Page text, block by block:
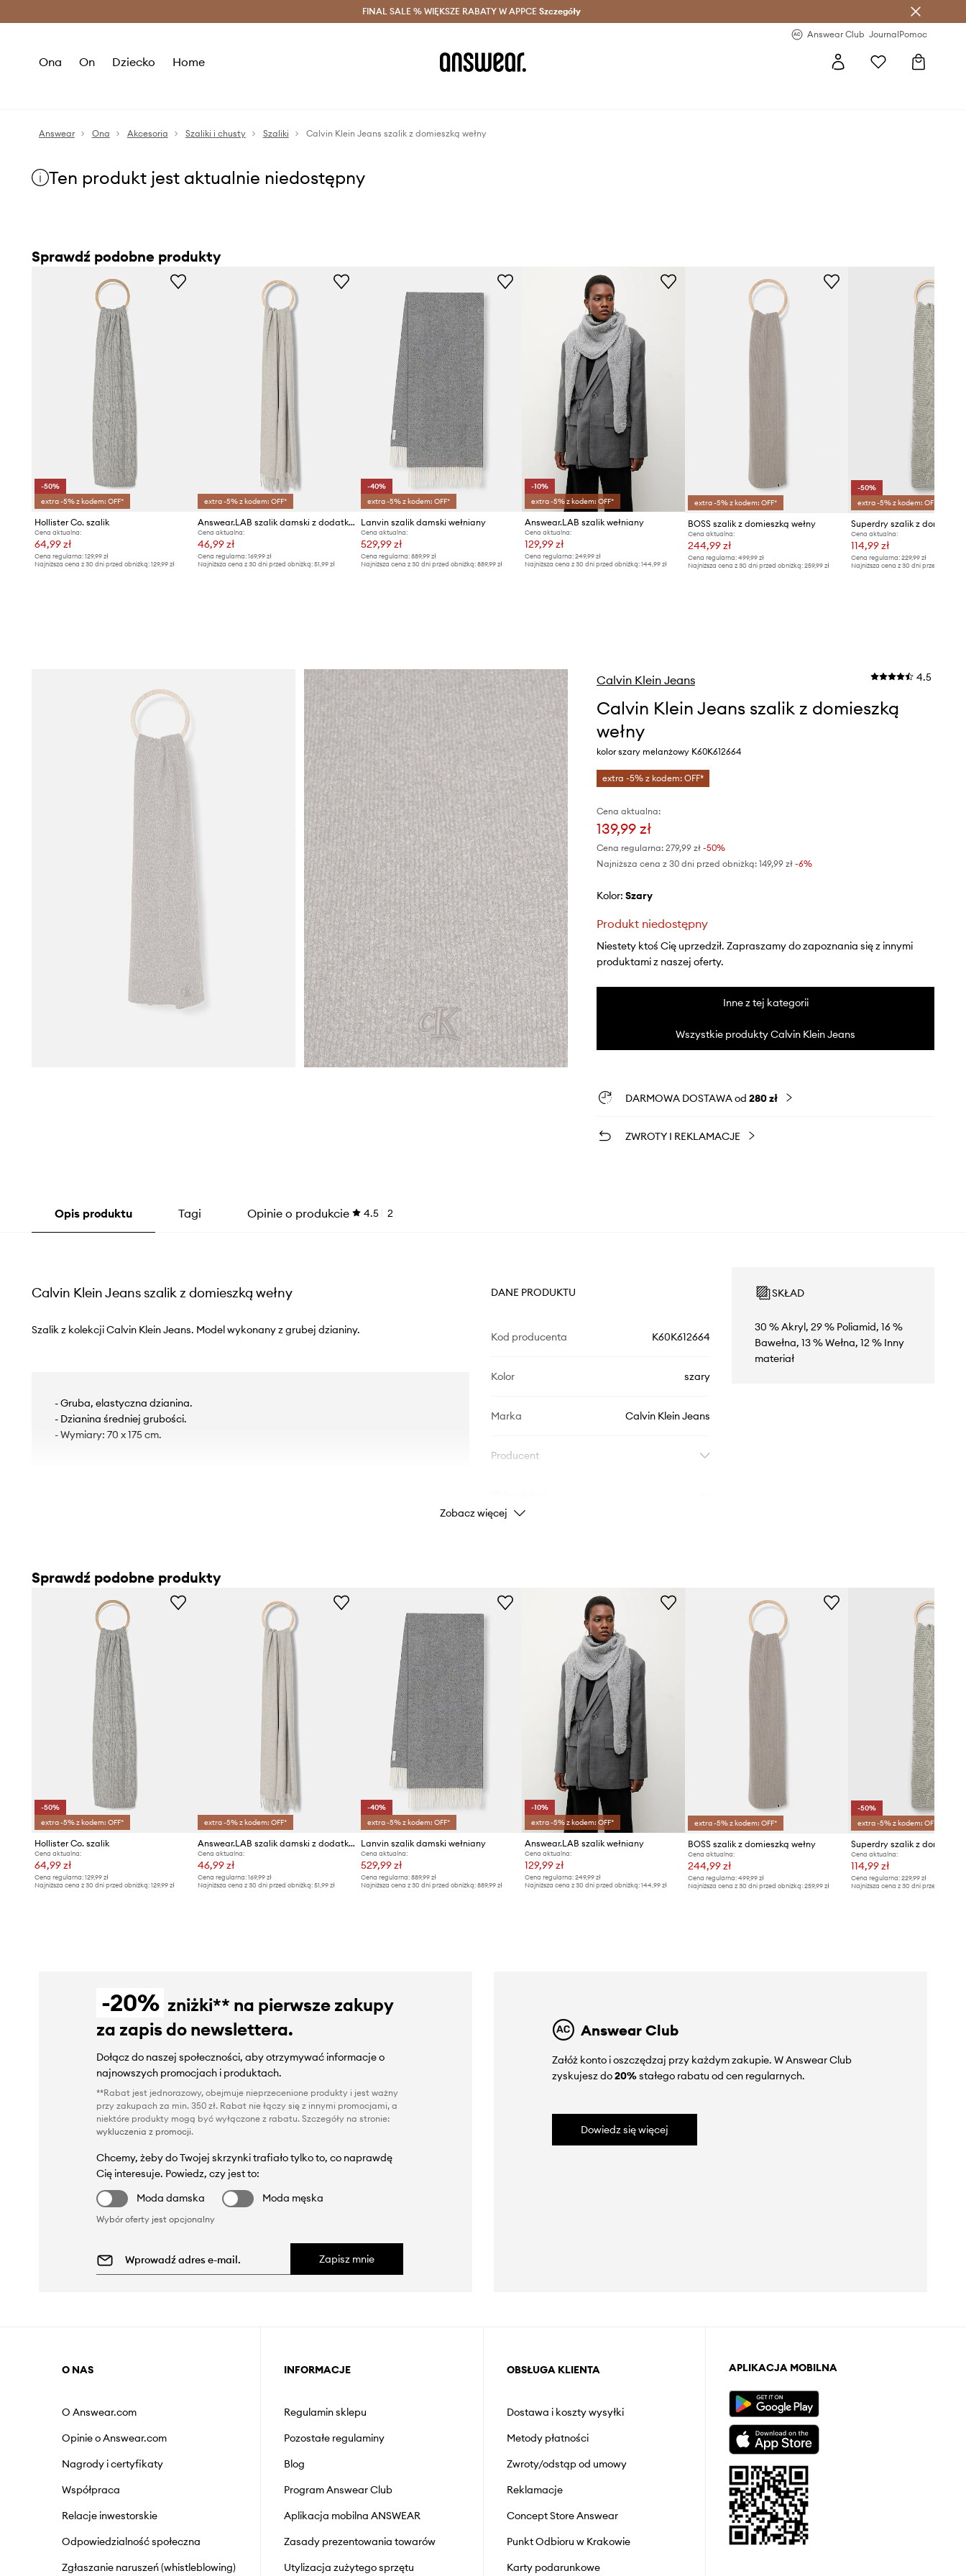
Oszczędzaj z Answear Club > Dostawa nawet w 24h >
FINAL SALE % WIĘKSZE RABATY W APPCE Szczegóły
Answear Club JournalPomoc
Ona On Dziecko Home
Answear Ona Akcesoria Szaliki i chusty Szaliki Calvin Klein Jeans szalik z domieszką wełny
Ten produkt jest aktualnie niedostępny
Sprawdź podobne produkty
-50%
extra -5% z kodem: OFF*
Hollister Co. szalik
Cena aktualna:
64,99 zł
Cena regularna: 129,99 zł
Najniższa cena z 30 dni przed obniżką: 129,99 zł
extra -5% z kodem: OFF*
Answear.LAB szalik damski z dodatkiem kaszmiru
Cena aktualna:
46,99 zł
Cena regularna:169,99 zł
Najniższa cena z 30 dni przed obniżką:51,99 zł
-40%
extra -5% z kodem: OFF*
Lanvin szalik damski wełniany
Cena aktualna:
529,99 zł
Cena regularna: 889,99 zł
Najniższa cena z 30 dni przed obniżką: 889,99 zł
-10%
extra -5% z kodem: OFF*
Answear.LAB szalik wełniany
Cena aktualna:
129,99 zł
Cena regularna: 249,99 zł
Najniższa cena z 30 dni przed obniżką: 144,99 zł
extra -5% z kodem: OFF*
BOSS szalik z domieszką wełny
Cena aktualna:
244,99 zł
Cena regularna:499,99 zł
Najniższa cena z 30 dni przed obniżką:259,99 zł
-50%
extra -5% z kodem: OFF*
Superdry szalik z
Cena aktualna:
114,99 zł
Cena regularna: 229,99 zł
Najniższa cena z 30 dni przed obniżką:
Calvin Klein Jeans 4.5
Calvin Klein Jeans szalik z domieszką
wełny
kolor szary melanżowy K60K612664
extra -5% z kodem: OFF*
Cena aktualna:
139,99 zł
Cena regularna: 279,99 zł-50%
Najniższa cena z 30 dni przed obniżką: 149,99 zł -6%
Kolor: szary
Produkt niedostępny
Niestety ktoś Cię uprzedził. Zapraszamy do zapoznania się z innymi
produktami z naszej oferty.
Inne z tej kategorii
Wszystkie produkty Calvin Klein Jeans
DARMOWA DOSTAWA od 280 zł
ZWROTY I REKLAMACJE
Opis produktu Tagi Opinie o produkcie 4.5 2
Calvin Klein Jeans szalik z domieszką wełny
Szalik z kolekcji Calvin Klein Jeans. Model wykonany z grubej dzianiny.
- Gruba, elastyczna dzianina.
- Dzianina średniej grubości.
- Wymiary: 70 x 175 cm.
DANE PRODUKTU
Kod producenta K60K612664
Kolor szary
Marka Calvin Klein Jeans
Producent
SKŁAD
30 % Akryl, 29 % Poliamid, 16 %
Bawełna, 13 % Wełna, 12 % Inny
materiał
Zobacz więcej
Sprawdź podobne produkty
-50%
extra -5% z kodem: OFF*
Hollister Co. szalik
Cena aktualna:
64,99 zł
Cena regularna: 129,99 zł
Najniższa cena z 30 dni przed obniżką: 129,99 zł
extra -5% z kodem: OFF*
Answear.LAB szalik damski z dodatkiem kaszmiru
Cena aktualna:
46,99 zł
Cena regularna:169,99 zł
Najniższa cena z 30 dni przed obniżką:51,99 zł
-40%
extra -5% z kodem: OFF*
Lanvin szalik damski wełniany
Cena aktualna:
529,99 zł
Cena regularna: 889,99 zł
Najniższa cena z 30 dni przed obniżką: 889,99 zł
-10%
extra -5% z kodem: OFF*
Answear.LAB szalik wełniany
Cena aktualna:
129,99 zł
Cena regularna: 249,99 zł
Najniższa cena z 30 dni przed obniżką: 144,99 zł
extra -5% z kodem: OFF*
BOSS szalik z domieszką wełny
Cena aktualna:
244,99 zł
Cena regularna:499,99 zł
Najniższa cena z 30 dni przed obniżką:259,99 zł
-50%
extra -5% z kodem: OFF*
Superdry szalik z
Cena aktualna:
114,99 zł
Cena regularna: 229,99 zł
Najniższa cena z 30 dni przed obniżką:
-20% zniżki** na pierwsze zakupy
za zapis do newslettera.
Dołącz do naszej społeczności, aby otrzymywać informacje o
najnowszych promocjach i produktach.
**Rabat jest jednorazowy, obejmuje nieprzecenione produkty i jest ważny
przy zakupach za min. 350 zł. Rabat nie łączy się z innymi promocjami, a
niektóre produkty mogą być wyłączone z rabatu. Szczegóły na stronie:
wykluczenia z promocji.
Chcemy, żeby do Twojej skrzynki trafiało tylko to, co naprawdę
Cię interesuje. Powiedz, czy jest to:
Moda damska
Moda męska
Wybór oferty jest opcjonalny
Zapisz mnie
Answear Club
Załóż konto i oszczędzaj przy każdym zakupie. W Answear Club
zyskujesz do20%stałego rabatu od cen regularnych.
Dowiedz się więcej
O NAS
O Answear.com
Opinie o Answear.com
Nagrody i certyfikaty
Współpraca
Relacje inwestorskie
Odpowiedzialność społeczna
Zgłaszanie naruszeń (whistleblowing)
INFORMACJE
Regulamin sklepu
Pozostałe regulaminy
Blog
Program Answear Club
Aplikacja mobilna ANSWEAR
Zasady prezentowania towarów
Utylizacja zużytego sprzętu
OBSŁUGA KLIENTA
Dostawa i koszty wysyłki
Metody płatności
Zwroty/odstąp od umowy
Reklamacje
Concept Store Answear
Punkt Odbioru w Krakowie
Karty podarunkowe
APLIKACJA MOBILNA